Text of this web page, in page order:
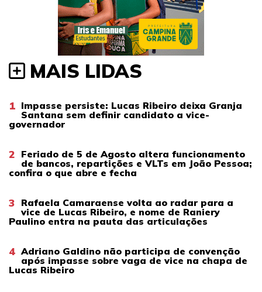
MAIS LIDAS
1 Impasse persiste: Lucas Ribeiro deixa Granja
Santana sem definir candidato a vice-
governador
2 Feriado de 5 de Agosto altera funcionamento
de bancos, repartições e VLTs em João Pessoa;
confira o que abre e fecha
3 Rafaela Camaraense volta ao radar para a
vice de Lucas Ribeiro, e nome de Raniery
Paulino entra na pauta das articulações
4 Adriano Galdino não participa de convenção
após impasse sobre vaga de vice na chapa de
Lucas Ribeiro